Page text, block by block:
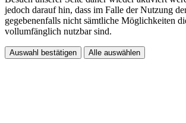
jedoch darauf hin, dass im Falle der Nutzung
gegebenenfalls nicht sämtliche Möglichkeiten
vollumfänglich nutzbar sind.
Auswahl bestätigen Alle auswählen